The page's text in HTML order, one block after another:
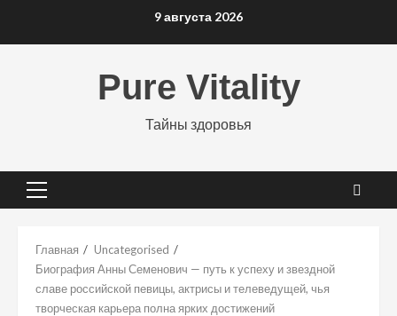
9 августа 2026
Pure Vitality
Тайны здоровья
Основное
Главная
Uncategorised
Биография Анны Семенович — путь к успеху и звездной
славе российской певицы, актрисы и телеведущей, чья
творческая карьера полна ярких достижений